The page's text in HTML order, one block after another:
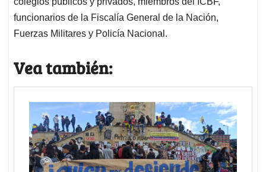
funcionarios de la Fiscalía General de la Nación,
Fuerzas Militares y Policía Nacional.
Vea también: